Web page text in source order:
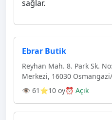
sağlar.
Ebrar Butik
Reyhan Mah. 8. Park Sk.
Merkezi, 16030
👁 61 ⭐10 oy⏰ Açık